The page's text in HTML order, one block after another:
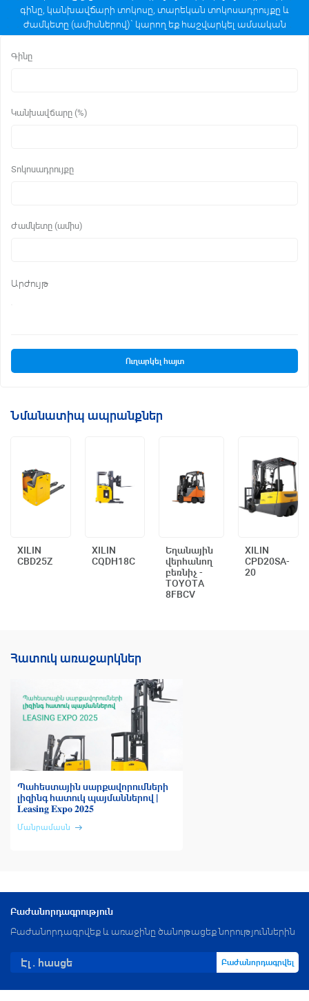
գինը, կանխավճարի տոկոսը, տարեկան տոկոսադրույքը և
ժամկետը (ամիսներով)` կարող եք հաշվարկել ամսական
մարումների մեծությունը անուիտետային հաշվարկի
Գինը
Կանխավճարը (%)
Տոկոսադրույքը
Ժամկետը (ամիս)
Արժույթ
Ուղարկել հայտ
Նմանատիպ ապրանքներ
Արագ դիտում
XILIN
CBD25Z
Արագ դիտում
XILIN
CQDH18C
Արագ դիտում
Եղանային
վերհանող
բեռնիչ -
TOYOTA
8FBCV
Արագ դիտում
XILIN
CPD20SA-
20
Հատուկ առաջարկներ
Պահեստային սարքավորումների
լիզինգ հատուկ պայմաններով |
𝐋𝐞𝐚𝐬𝐢𝐧𝐠 𝐄𝐱𝐩𝐨 𝟐𝟎𝟐𝟓
Մանրամասն
Բաժանորդագրություն
Բաժանորդագրվեք և առաջինը ծանոթացեք նորություններին
Բաժանորդագրվել